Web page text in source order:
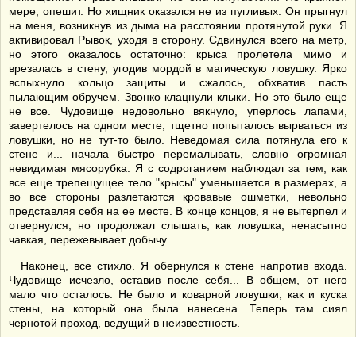
мере, опешит. Но хищник оказался не из пугливых. Он прыгнул
на меня, возникнув из дыма на расстоянии протянутой руки. Я
активировал Рывок, уходя в сторону. Сдвинулся всего на метр,
но этого оказалось остаточно: крыса пролетела мимо и
врезалась в стену, угодив мордой в магическую ловушку. Ярко
вспыхнуло кольцо защиты и сжалось, обхватив пасть
пылающим обручем. Звонко клацнули клыки. Но это было еще
не все. Чудовище недовольно вякнуло, уперлось лапами,
завертелось на одном месте, тщетно попыталось вырваться из
ловушки, но не тут-то было. Неведомая сила потянула его к
стене и... начала быстро перемалывать, словно огромная
невидимая мясорубка. Я с содроганием наблюдал за тем, как
все еще трепещущее тело "крысы" уменьшается в размерах, а
во все стороны разлетаются кровавые ошметки, невольно
представляя себя на ее месте. В конце концов, я не вытерпел и
отвернулся, но продолжал слышать, как ловушка, ненасытно
чавкая, пережевывает добычу.
Наконец, все стихло. Я обернулся к стене напротив входа.
Чудовище исчезло, оставив после себя... В общем, от него
мало что осталось. Не было и коварной ловушки, как и куска
стены, на который она была нанесена. Теперь там сиял
чернотой проход, ведущий в неизвестность.